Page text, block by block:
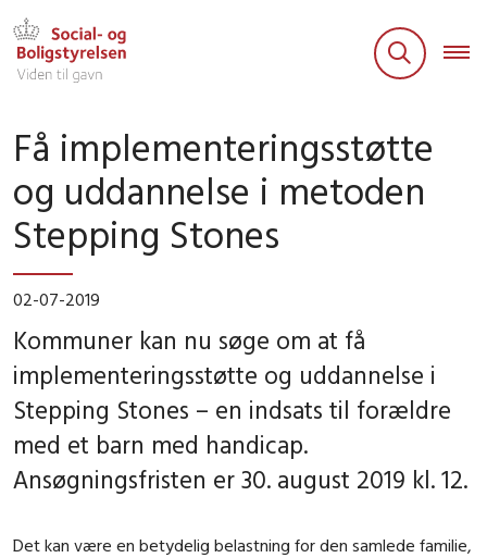
Få implementeringsstøtte
og uddannelse i metoden
Stepping Stones
02-07-2019
Kommuner kan nu søge om at få
implementeringsstøtte og uddannelse i
Stepping Stones – en indsats til forældre
med et barn med handicap.
Ansøgningsfristen er 30. august 2019 kl. 12.
Det kan være en betydelig belastning for den samlede familie,